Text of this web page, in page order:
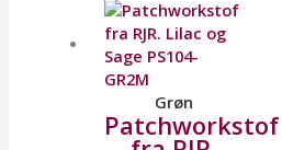
Grøn
Patchworkstof